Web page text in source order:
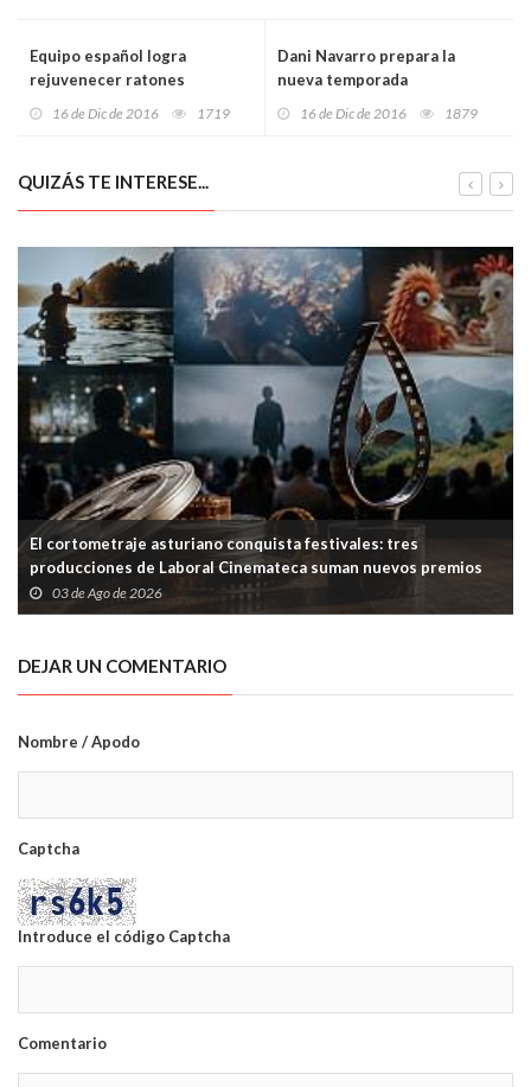
Equipo español logra
rejuvenecer ratones
16 de Dic de 2016 1719
Dani Navarro prepara la
nueva temporada
16 de Dic de 2016 1879
QUIZÁS TE INTERESE...
El cortometraje asturiano conquista festivales: tres
producciones de Laboral Cinemateca suman nuevos premios
03 de Ago de 2026
DEJAR UN COMENTARIO
Nombre / Apodo
Captcha
Introduce el código Captcha
Comentario